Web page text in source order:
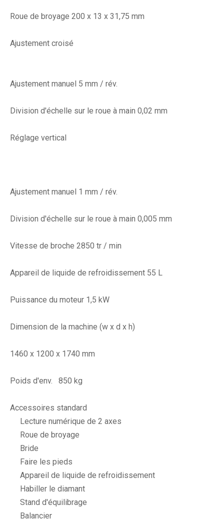
Roue de broyage 200 x 13 x 31,75 mm
Ajustement croisé
Ajustement manuel 5 mm / rév.
Division d'échelle sur le roue à main 0,02 mm
Réglage vertical
Ajustement manuel 1 mm / rév.
Division d'échelle sur le roue à main 0,005 mm
Vitesse de broche 2850 tr / min
Appareil de liquide de refroidissement 55 L
Puissance du moteur 1,5 kW
Dimension de la machine (w x d x h)
1460 x 1200 x 1740 mm
Poids d'env. 850 kg
Accessoires standard
Lecture numérique de 2 axes
Roue de broyage
Bride
Faire les pieds
Appareil de liquide de refroidissement
Habiller le diamant
Stand d'équilibrage
Balancier